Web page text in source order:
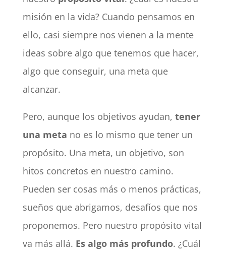
misión en la vida? Cuando pensamos en
ello, casi siempre nos vienen a la mente
ideas sobre algo que tenemos que hacer,
algo que conseguir, una meta que
alcanzar.
Pero, aunque los objetivos ayudan, tener
una meta no es lo mismo que tener un
propósito. Una meta, un objetivo, son
hitos concretos en nuestro camino.
Pueden ser cosas más o menos prácticas,
sueños que abrigamos, desafíos que nos
proponemos. Pero nuestro propósito vital
va más allá. Es algo más profundo. ¿Cuál